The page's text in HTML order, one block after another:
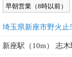
早朝営業（8時以前）
埼玉県新座市野火止
新座駅（10m） 志木